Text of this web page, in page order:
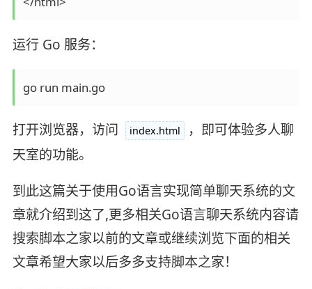
运行 Go 服务：
go run main.go
打开浏览器，访问 index.html
，即可体验多人聊
天室的功能。
到此这篇关于使用Go语言实现简单聊天系统的文
章就介绍到这了,更多相关Go语言聊天系统内容请
搜索脚本之家以前的文章或继续浏览下面的相关
文章希望大家以后多多支持脚本之家！